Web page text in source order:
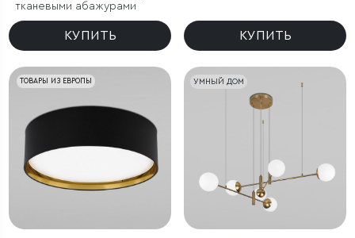
тканевыми абажурами
КУПИТЬ КУПИТЬ
ТОВАРЫ ИЗ ЕВРОПЫ УМНЫЙ ДОМ